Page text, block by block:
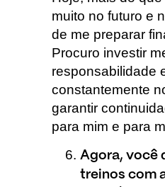
muito no futuro e
de me preparar
Procuro investir
responsabilidade
constantemente
garantir
para mim e para
Agora, você
treinos com